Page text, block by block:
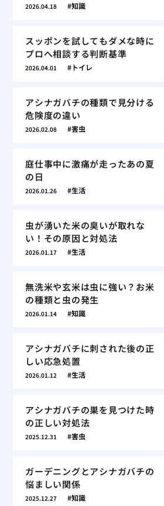
2026.04.18 知識
スッポンを試してもダメな時に
プロへ相談する判断基準
2026.04.01 トイレ
アシナガバチの種類で見分ける
危険度の違い
2026.02.08 害虫
庭仕事中に激痛が走ったあの夏
の日
2026.01.26 生活
虫が湧いた米の臭いが取れな
い！その原因と対処法
2026.01.17 生活
無洗米や玄米は虫に強い？お米
の種類と虫の発生
2026.01.14 知識
アシナガバチに刺された後の正
しい応急処置
2026.01.12 生活
アシナガバチの巣を見つけた時
の正しい対処法
2025.12.31 害虫
ガーデニングとアシナガバチの
悩ましい関係
2025.12.27 知識